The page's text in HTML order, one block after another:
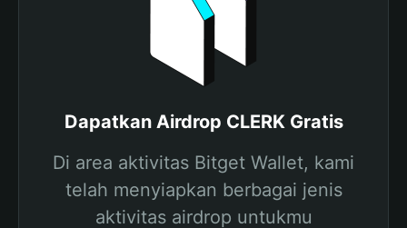
Dapatkan Airdrop CLERK Gratis
Di area aktivitas Bitget Wallet, kami
telah menyiapkan berbagai jenis
aktivitas airdrop untukmu